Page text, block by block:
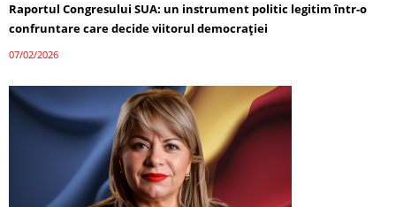
Raportul Congresului SUA: un instrument politic legitim într-o
confruntare care decide viitorul democrației
07/02/2026